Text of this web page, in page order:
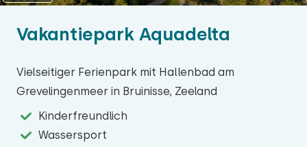
Vakantiepark Aquadelta
Vielseitiger Ferienpark mit Hallenbad am
Grevelingenmeer in Bruinisse, Zeeland
Kinderfreundlich
Wassersport